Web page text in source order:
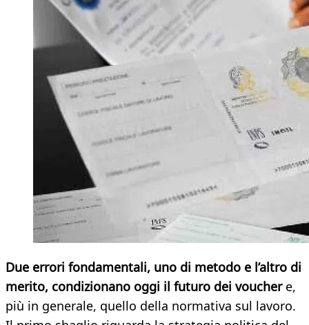
Due errori fondamentali, uno di metodo e l’altro di
merito, condizionano oggi il futuro dei vouchere,
più in generale, quello della normativa sul lavoro.